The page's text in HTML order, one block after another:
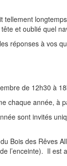
tellement
et oublié quel
réponses à vos
de 12h30 à
chaque année, à
sont invités
Bois des Rêves
l’enceinte). Il